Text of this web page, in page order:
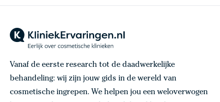
Vanaf de eerste research tot de daadwerkelijke
behandeling: wij zijn jouw gids in de wereld van
cosmetische ingrepen. We helpen jou een weloverwogen